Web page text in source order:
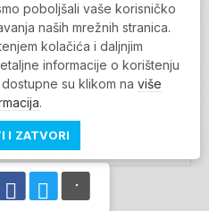
spremaju u bazu
slanja MojaRijeka
NEWSLETTER
SE
na vrh
poboljšali vaše korisničko
naših mrežnih stranica.
kolačića i daljnjim
informacije o korištenju
su klikom na više
.
I ZATVORI